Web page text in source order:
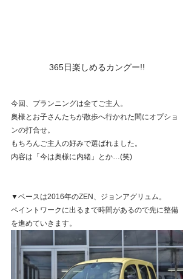
365日楽しめるカングー!!
今回、プランニングは全てご主人。
奥様とお子さんたちが散歩へ行かれた間にオプショ
ンの打合せ。
もちろんご主人の好みで選ばれました。
内容は「今は奥様に内緒」とか…(笑)
▼ベースは2016年のZEN、ジョンアグリュム。
ペイントワークに出るまで時間があるので先に整備
を進めていきます。